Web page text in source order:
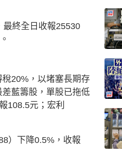
最終全日收報25530
20%，以堵塞長期存
藍籌股，單股已拖低
108.5元；宏利
）下降0.5%，收報